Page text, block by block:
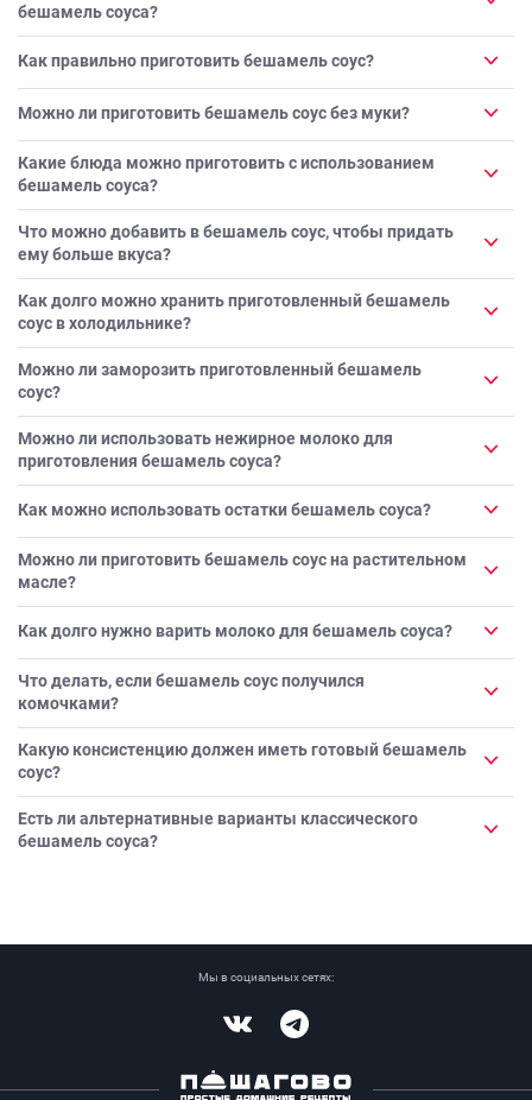
бешамель соуса?
Как правильно приготовить бешамель соус?
Можно ли приготовить бешамель соус без муки?
Какие блюда можно приготовить с использованием
бешамель соуса?
Что можно добавить в бешамель соус, чтобы придать
ему больше вкуса?
Как долго можно хранить приготовленный бешамель
соус в холодильнике?
Можно ли заморозить приготовленный бешамель
соус?
Можно ли использовать нежирное молоко для
приготовления бешамель соуса?
Как можно использовать остатки бешамель соуса?
Можно ли приготовить бешамель соус на растительном
масле?
Как долго нужно варить молоко для бешамель соуса?
Что делать, если бешамель соус получился
комочками?
Какую консистенцию должен иметь готовый бешамель
соус?
Есть ли альтернативные варианты классического
бешамель соуса?
Мы в социальных сетях: